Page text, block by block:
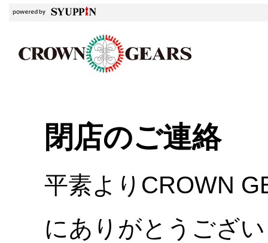
閉店のご連絡
平素よりCROWN
にありがとうござ